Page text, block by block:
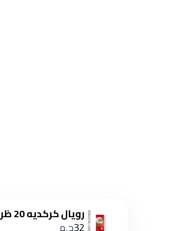
رويال كركديه 20 ظرف
32ج.م